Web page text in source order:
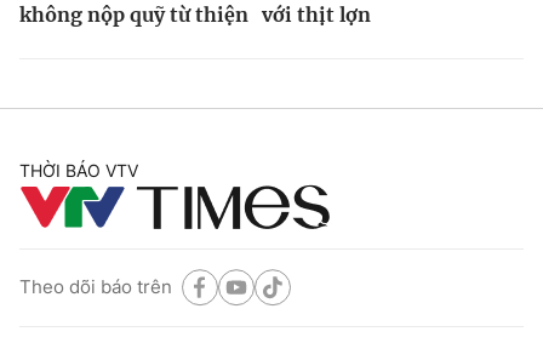
không nộp quỹ từ thiện với thịt lợn
THỜI BÁO VTV
Theo dõi báo trên